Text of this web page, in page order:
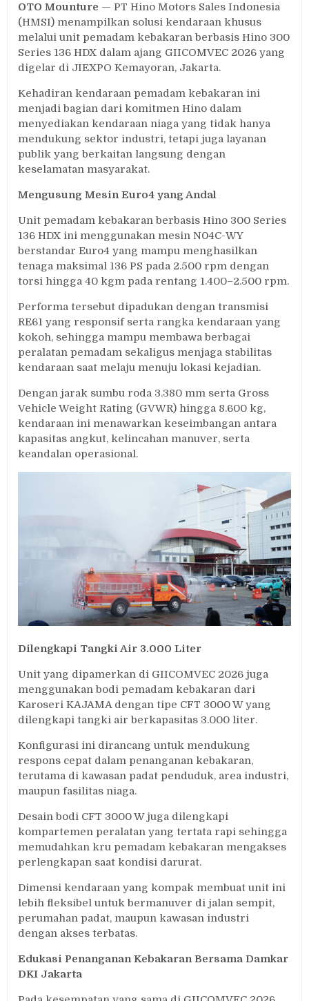
OTO Mounture — PT Hino Motors Sales Indonesia
(HMSI) menampilkan solusi kendaraan khusus
melalui unit pemadam kebakaran berbasis Hino 300
Series 136 HDX dalam ajang GIICOMVEC 2026 yang
digelar di JIEXPO Kemayoran, Jakarta.
Kehadiran kendaraan pemadam kebakaran ini
menjadi bagian dari komitmen Hino dalam
menyediakan kendaraan niaga yang tidak hanya
mendukung sektor industri, tetapi juga layanan
publik yang berkaitan langsung dengan
keselamatan masyarakat.
Mengusung Mesin Euro4 yang Andal
Unit pemadam kebakaran berbasis Hino 300 Series
136 HDX ini menggunakan mesin N04C-WY
berstandar Euro4 yang mampu menghasilkan
tenaga maksimal 136 PS pada 2.500 rpm dengan
torsi hingga 40 kgm pada rentang 1.400–2.500 rpm.
Performa tersebut dipadukan dengan transmisi
RE61 yang responsif serta rangka kendaraan yang
kokoh, sehingga mampu membawa berbagai
peralatan pemadam sekaligus menjaga stabilitas
kendaraan saat melaju menuju lokasi kejadian.
Dengan jarak sumbu roda 3.380 mm serta Gross
Vehicle Weight Rating (GVWR) hingga 8.600 kg,
kendaraan ini menawarkan keseimbangan antara
kapasitas angkut, kelincahan manuver, serta
keandalan operasional.
Dilengkapi Tangki Air 3.000 Liter
Unit yang dipamerkan di GIICOMVEC 2026 juga
menggunakan bodi pemadam kebakaran dari
Karoseri KAJAMA dengan tipe CFT 3000 W yang
dilengkapi tangki air berkapasitas 3.000 liter.
Konfigurasi ini dirancang untuk mendukung
respons cepat dalam penanganan kebakaran,
terutama di kawasan padat penduduk, area industri,
maupun fasilitas niaga.
Desain bodi CFT 3000 W juga dilengkapi
kompartemen peralatan yang tertata rapi sehingga
memudahkan kru pemadam kebakaran mengakses
perlengkapan saat kondisi darurat.
Dimensi kendaraan yang kompak membuat unit ini
lebih fleksibel untuk bermanuver di jalan sempit,
perumahan padat, maupun kawasan industri
dengan akses terbatas.
Edukasi Penanganan Kebakaran Bersama Damkar
DKI Jakarta